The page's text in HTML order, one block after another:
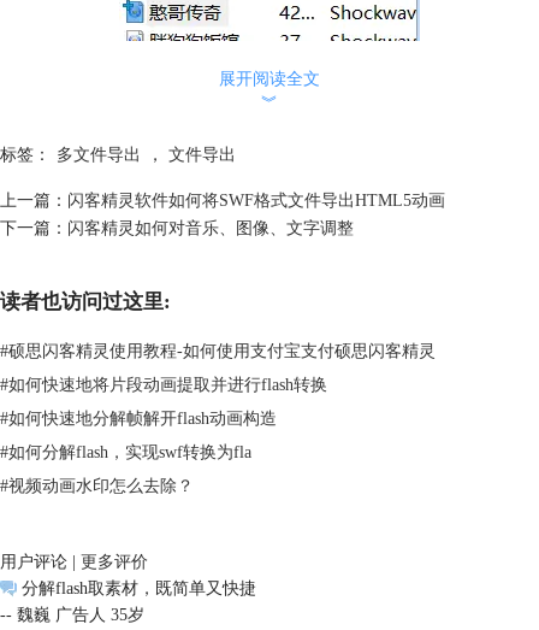
图2：选中的文件
在主界面的右边多文件导出栏中，我们能看见我们所选择的两个文件，如
图4所示。
想要多文件导出成功，下面这个步骤很重要。点击导出栏中的导出资源，
会弹出一个对话框，让你选择保存路径和该文件元素的保存格式，如图5
所示。
展开阅读全文
︾
标签： 多文件导出 ， 文件导出
上一篇： 闪客精灵软件如何将SWF格式文件导出HTML5动画
下一篇： 闪客精灵如何对音乐、图像、文字调整
读者也访问过这里:
#硕思闪客精灵使用教程-如何使用支付宝支付硕思闪客精灵
#如何快速地将片段动画提取并进行flash转换
#如何快速地分解帧解开flash动画构造
#如何分解flash，实现swf转换为fla
#视频动画水印怎么去除？
用户评论 | 更多评价
分解flash取素材，既简单又快捷
-- 魏巍 广告人 35岁